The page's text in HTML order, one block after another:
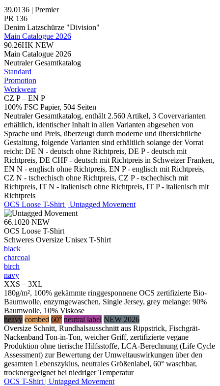
39.0136 | Premier
PR 136
Denim Latzschürze "Division"
Main Catalogue 2026
90.26HK NEW
Main Catalogue 2026
Neutraler Gesamtkatalog
Standard
Promotion
Workwear
CZ P – EN P
100% FSC Papier, 504 Seiten
Neutraler Gesamtkatalog, enthält 2.560 Artikel, 3 Covervarianten
erhältlich, identischer Inhalt in allen Varianten abgesehen von
Sprache und Preis, überzeugt durch moderne und übersichtliche
Gestaltung, folgende Varianten sind erhältlich solange der Vorrat
reicht: DE N - deutsch ohne Richtpreis, DE P - deutsch mit
Richtpreis, DE CHF - deutsch mit Richtpreis in Schweizer Franken,
EN N - englisch ohne Richtpreis, EN P - englisch mit Richtpreis,
CZ N - tschechisch ohne Richtpreis, CZ P - tschechisch mit
Richtpreis, IT N - italienisch ohne Richtpreis, IT P - italienisch mit
Richtpreis
OCS Loose T-Shirt | Untagged Movement
66.1020 NEW
OCS Loose T-Shirt
Schweres Oversize Unisex T-Shirt
black
charcoal
birch
navy
XXS – 3XL
180g/m², 100% gekämmte ringgesponnene OCS zertifizierte Bio-
Baumwolle, enzymgewaschen, Single Jersey, grey melange: 90%
Baumwolle, 10% Viskose
heavy combed 60° neutral label NEW 2026
Oversize Schnitt, Rundhalsausschnitt aus Rippstrick, Fischgrät-
Nackenband Ton-in-Ton, weicher Griff, zertifizierte vegane
Produktion ohne tierische Hilfsstoffe, LCA-Berechnung (Life Cycle
Assessment) zur Bewertung der Umweltauswirkungen über den
gesamten Lebenszyklus, neutrales Größenlabel, 60° waschbar,
trocknergeeignet bei niedriger Temperatur
OCS T-Shirt | Untagged Movement